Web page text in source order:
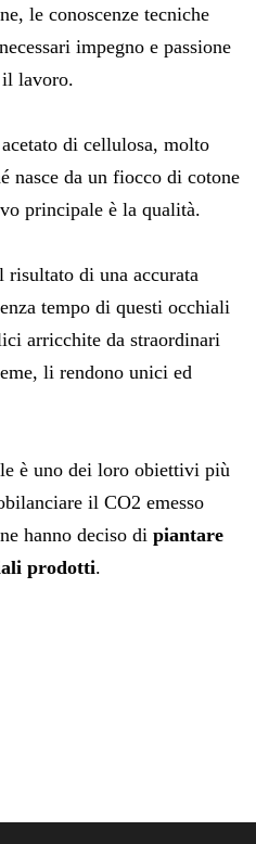
le conoscenze tecniche
impegno e passione
il lavoro.
di cellulosa, molto
nasce da un fiocco di cotone
principale è la qualità.
di una accurata
tempo di questi occhiali
arricchite da straordinari
li rendono unici ed
è uno dei loro obiettivi più
il CO2 emesso
hanno deciso di piantare
prodotti.